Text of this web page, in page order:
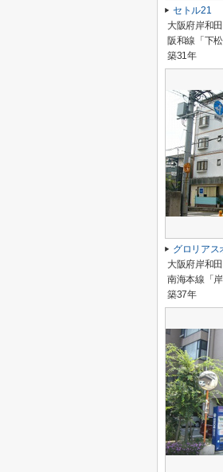
セトル21
大阪府岸和
阪和線「下
築31年
グロリアス
大阪府岸和
南海本線「
築37年